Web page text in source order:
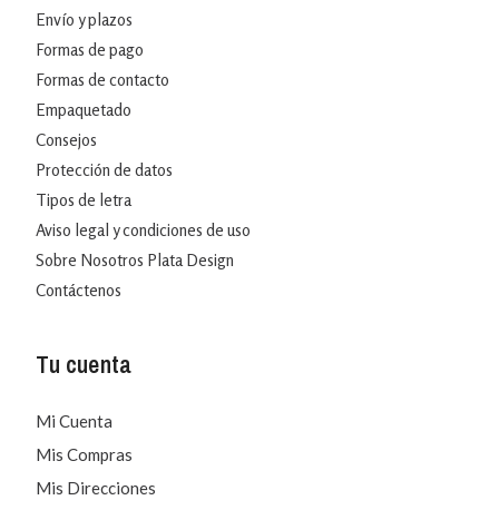
Envío y plazos
Formas de pago
Formas de contacto
Empaquetado
Consejos
Protección de datos
Tipos de letra
Aviso legal y condiciones de uso
Sobre Nosotros Plata Design
Contáctenos
Tu cuenta
Mi Cuenta
Mis Compras
Mis Direcciones